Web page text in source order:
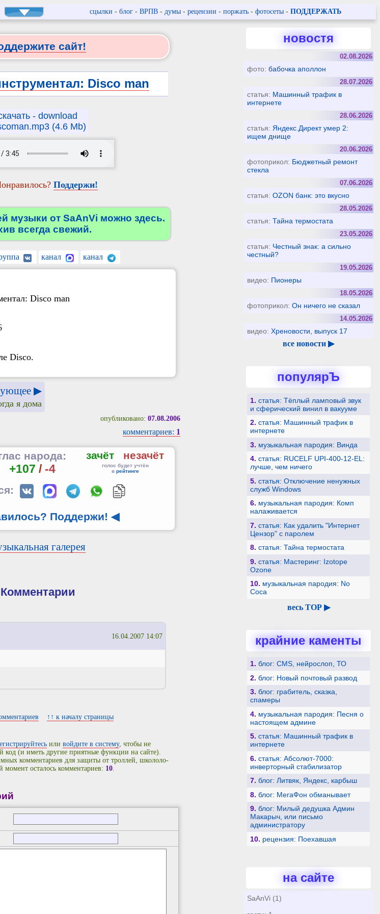
сцылки - блог- ВРПВ- думы- рецензии - поржать- фотосеты - ПОДДЕРЖАТЬ
сайт!
Disco man
- download
(4.6 Mb)
Поддержи!
музыки от SaAnVi можно здесь.
всегда свежий.
канал канал
Disco man
Disco.
▶
я дома
опубликовано: 07.08.2006
комментариев: 1
народа:
+107 / -4
зачёт незачёт
голос будет учтён
в рейтинге
Поддержи! ◀
галерея
Комментарии
16.04.2007 14:07
↑↑ к началу страницы
иливойдите в систему, чтобы не
код (и иметь другие приятные функции на сайте).
комментариев для защиты от троллей, школоло-
осталось комментариев: 10
новостя
02.08.2026
фото:бабочка аполлон
28.07.2026
статья: Машинный трафик в
интернете
28.06.2026
статья: Яндекс.Директ умер 2:
ищем днище
20.06.2026
фотоприкол: Бюджетный ремонт
стекла
07.06.2026
статья:OZON банк: это вкусно
28.05.2026
статья:Тайна термостата
23.05.2026
статья: Честный знак: а сильно
честный?
19.05.2026
видео: Пионеры
18.05.2026
фотоприкол:Он ничего не сказал
14.05.2026
видео:Хреновости, выпуск 17
все новости ▶
популярЪ
1. статья: Тёплый ламповый звук
и сферический винил в вакууме
2. статья: Машинный трафик в
интернете
3. музыкальная пародия: Винда
4. статья: RUCELF UPI-400-12-EL:
лучше, чем ничего
5. статья: Отключение ненужных
служб Windows
6. музыкальная пародия: Комп
налаживается
7. статья: Как удалить "Интернет
Цензор" с паролем
8. статья: Тайна термостата
9. статья: Мастеринг: Izotope
Ozone
10. музыкальная пародия: No
Coca
весь TOP ▶
крайние каменты
1. блог: CMS, нейрослоп, ТО
2. блог: Новый почтовый развод
3. блог: грабитель, сказка,
спамеры
4. музыкальная пародия: Песня о
настоящем админе
5. статья: Машинный трафик в
интернете
6. статья: Абсолют-7000:
инверторный стабилизатор
7. блог: Литвяк, Яндекс, карбыш
8. блог: МегаФон обманывает
9. блог: Милый дедушка Админ
Макарыч, или письмо
администратору
10. рецензия: Поехавшая
на сайте
SaAnVi (1)